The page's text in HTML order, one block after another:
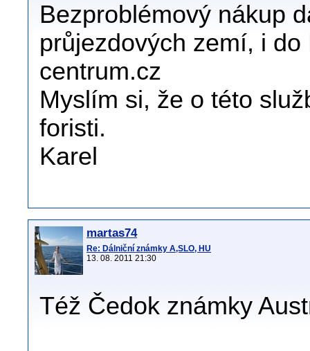
Bezproblémový nákup
průjezdových zemí, i
centrum.cz
Myslím si, že o této
foristi.
Karel
martas74
Re: Dálniční známky A,SLO, HU
13. 08. 2011 21:30
Též Čedok známky